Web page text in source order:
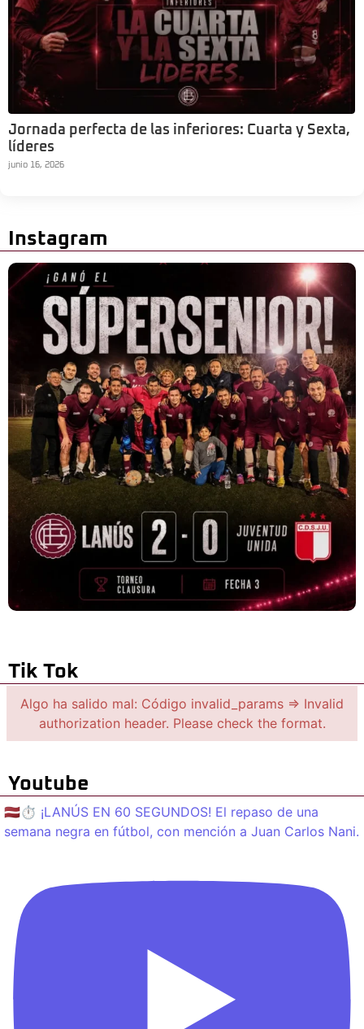
Jornada perfecta de las inferiores: Cuarta y Sexta,
líderes
junio 16, 2026
Instagram
Tik Tok
Algo ha salido mal: Código invalid_params => Invalid
authorization header. Please check the format.
Youtube
🇱🇻⏱️ ¡LANÚS EN 60 SEGUNDOS! El repaso de una
semana negra en fútbol, con mención a Juan Carlos Nani.